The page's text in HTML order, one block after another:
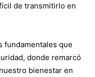
de transmitirlo en
fundamentales que
donde remarcó
bienestar en